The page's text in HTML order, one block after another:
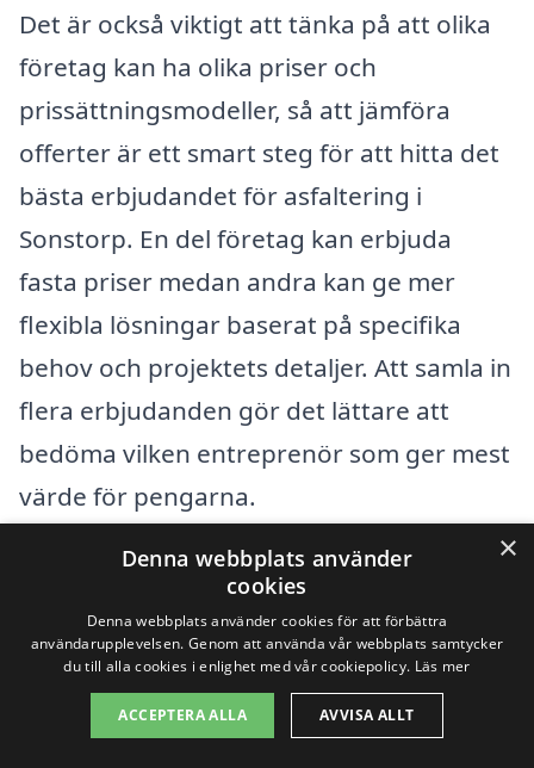
Det är också viktigt att tänka på att olika
företag kan ha olika priser och
prissättningsmodeller, så att jämföra
offerter är ett smart steg för att hitta det
bästa erbjudandet för asfaltering i
Sonstorp. En del företag kan erbjuda
fasta priser medan andra kan ge mer
flexibla lösningar baserat på specifika
behov och projektets detaljer. Att samla in
flera erbjudanden gör det lättare att
bedöma vilken entreprenör som ger mest
värde för pengarna.
För att sammanfatta, när du överväger
asfaltering i Sonstorp, kom ihåg att
noggrant utvärdera faktorer såsom
projektets omfattning, materialval och
eventuella tilläggstjänster. Genom att
×
Denna webbplats använder
cookies
Denna webbplats använder cookies för att förbättra
användarupplevelsen. Genom att använda vår webbplats samtycker
du till alla cookies i enlighet med vår cookiepolicy. Läs mer
ACCEPTERA ALLA AVVISA ALLT